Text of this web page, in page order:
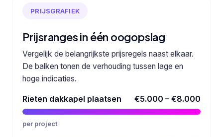
PRIJSGRAFIEK
Prijsranges in één oogopslag
Vergelijk de belangrijkste prijsregels naast elkaar.
De balken tonen de verhouding tussen lage en
hoge indicaties.
Rieten dakkapel plaatsen €5.000 – €8.000
per project